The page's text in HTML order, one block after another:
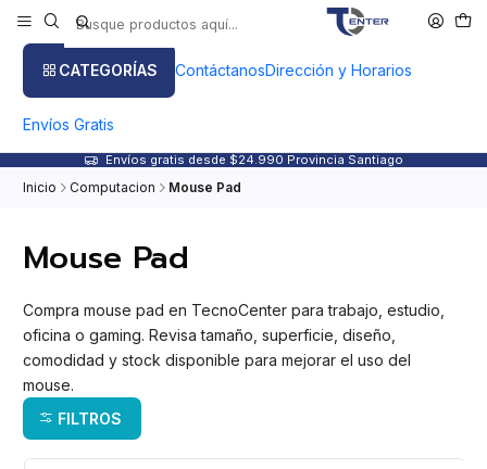
CATEGORÍAS ContáctanosDirección y Horarios
Envíos Gratis
Envíos gratis desde $24.990 Provincia Santiago
Inicio Computacion Mouse Pad
Mouse Pad
Compra mouse pad en TecnoCenter para trabajo, estudio,
oficina o gaming. Revisa tamaño, superficie, diseño,
comodidad y stock disponible para mejorar el uso del
mouse.
FILTROS